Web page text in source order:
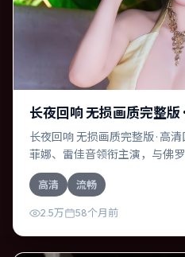
长夜回响 无损画质完整版
长夜回响 无损画质完整版 · 高
菲娜、雷佳音领衔主演，与佛罗
本片为悬疑类型，主要班底与
的兄妹在边境小镇意外重逢。
凑，人物动机清晰，适合喜欢
高清 流畅
2.5万 58个月前